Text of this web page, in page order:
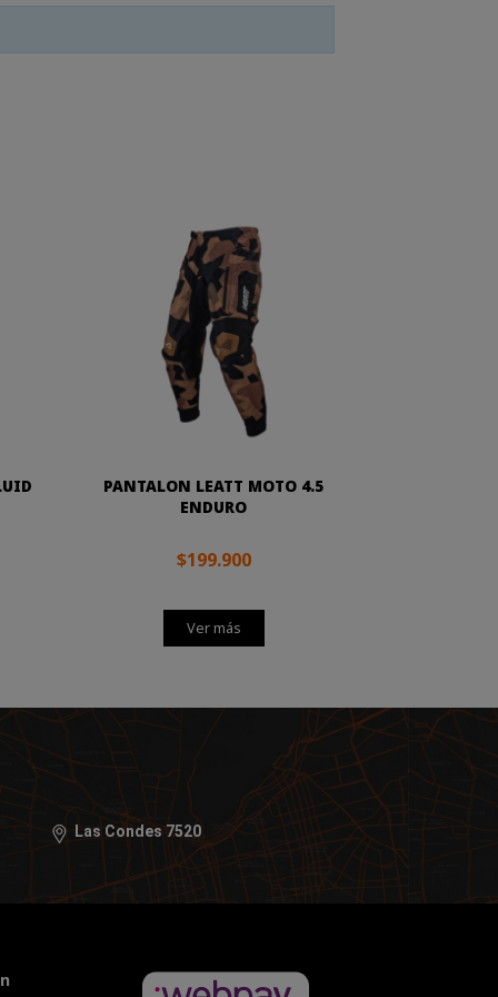
PANTALON LEATT MOTO 4.5
ENDURO
$199.900
Ver más
Las Condes 7520